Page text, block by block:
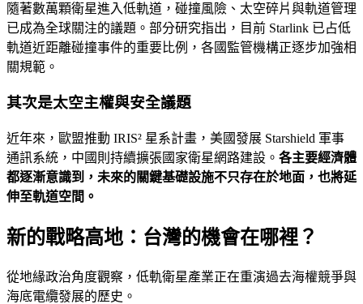
隨著數萬顆衛星進入低軌道，碰撞風險、太空碎片與軌道管理
已成為全球關注的議題。部分研究指出，目前 Starlink 已占低
軌道近距離碰撞事件的重要比例，各國監管機構正逐步加強相
關規範。
其次是太空主權與安全議題
近年來，歐盟推動 IRIS² 星系計畫，美國發展 Starshield 軍事
通訊系統，中國則持續擴張國家衛星網路建設。 各主要經濟體
都逐漸意識到，未來的關鍵基礎設施不只存在於地面，也將延
伸至軌道空間。
新的戰略高地：台灣的機會在哪裡？
從地緣政治角度觀察，低軌衛星產業正在重演過去海權競爭與
海底電纜發展的歷史。